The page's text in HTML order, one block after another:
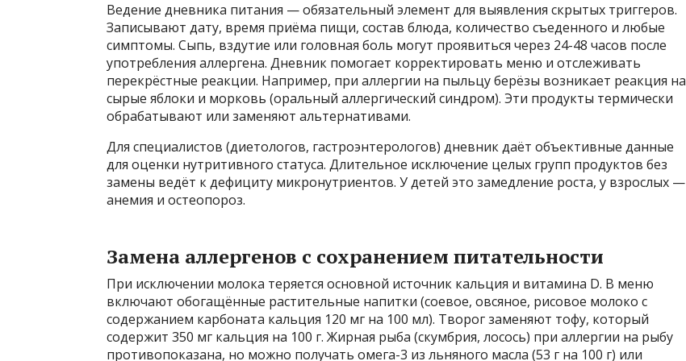
Ведение дневника питания — обязательный элемент для выявления скрытых триггеров.
Записывают дату, время приёма пищи, состав блюда, количество съеденного и любые
симптомы. Сыпь, вздутие или головная боль могут проявиться через 24-48 часов после
употребления аллергена. Дневник помогает корректировать меню и отслеживать
перекрёстные реакции. Например, при аллергии на пыльцу берёзы возникает реакция на
сырые яблоки и морковь (оральный аллергический синдром). Эти продукты термически
обрабатывают или заменяют альтернативами.
Для специалистов (диетологов, гастроэнтерологов) дневник даёт объективные данные
для оценки нутритивного статуса. Длительное исключение целых групп продуктов без
замены ведёт к дефициту микронутриентов. У детей это замедление роста, у взрослых —
анемия и остеопороз.
Замена аллергенов с сохранением питательности
При исключении молока теряется основной источник кальция и витамина D. В меню
включают обогащённые растительные напитки (соевое, овсяное, рисовое молоко с
содержанием карбоната кальция 120 мг на 100 мл). Творог заменяют тофу, который
содержит 350 мг кальция на 100 г. Жирная рыба (скумбрия, лосось) при аллергии на рыбу
противопоказана, но можно получать омега-3 из льняного масла (53 г на 100 г) или